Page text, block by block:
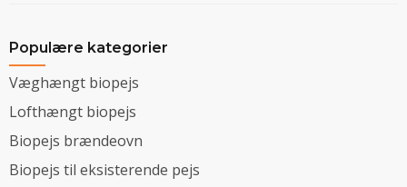
Populære kategorier
Væghængt biopejs
Lofthængt biopejs
Biopejs brændeovn
Biopejs til eksisterende pejs